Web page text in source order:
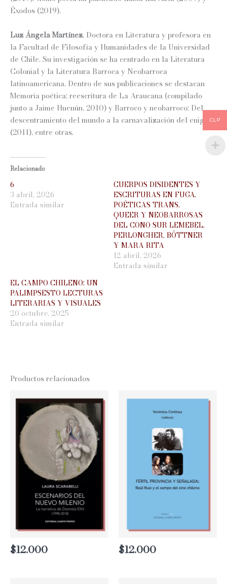
Éxodos (2019).
Luz Ángela Martínez, Doctora en Literatura y profesora en
la Facultad de Filosofía y Humanidades de la Universidad
de Chile. Su investigación se ha centrado en la Literatura
Colonial y la Literatura Barroca y Neobarroca
latinoamericana. Dentro de sus publicaciones se destacan
Memoria poética: reescritura de La Araucana (compilado
junto a Jaime Huenún, 2010) y Barroco y neobarroco: Del
descentramiento del mundo a la carnavalización del enigma
(2011), entre otras.
Relacionado
6
3 abril, 2026
Entrada similar
CUERPOS DISIDENTES Y
ESCRITURAS EN FUGA.
POÉTICAS TRANS,
QUEER Y NEOBARROSAS
DEL CONO SUR LEMEBEL,
PERLONGHER, BÖTTNER
Y MARA RITA
12 abril, 2026
Entrada similar
EL CAMPO CHILENO: UN
PALIMPSESTO LECTURAS
LITERARIAS Y VISUALES
20 octubre, 2025
Entrada similar
Productos relacionados
$12.000 $12.000
CLP